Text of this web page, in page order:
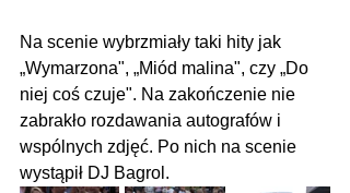
Na scenie wybrzmiały taki hity jak
„Wymarzona", „Miód malina", czy „Do
niej coś czuje". Na zakończenie nie
zabrakło rozdawania autografów i
wspólnych zdjęć. Po nich na scenie
wystąpił DJ Bagrol.